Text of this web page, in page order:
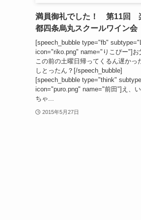
満員御礼でした！ 第11回
都四条烏丸スクールワイン会
[speech_bubble type="fb"
icon="riko.png" name="りこぴー"]お
この前の土曜日帰ってくるん遅かっ
しとったん？[/speech_bubble]
[speech_bubble type="think"
icon="puro.png" name="前田"]え、
ちゃ...
2015年5月27日